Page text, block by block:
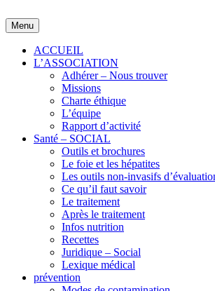
to
content
Menu
ACCUEIL
L’ASSOCIATION
Adhérer – Nous trouver
Missions
Charte éthique
L’équipe
Rapport d’activité
Santé – SOCIAL
Outils et brochures
Le foie et les hépatites
Les outils non-invasifs
Ce qu’il faut savoir
Le traitement
Après le traitement
Infos nutrition
Recettes
Juridique – Social
Lexique médical
prévention